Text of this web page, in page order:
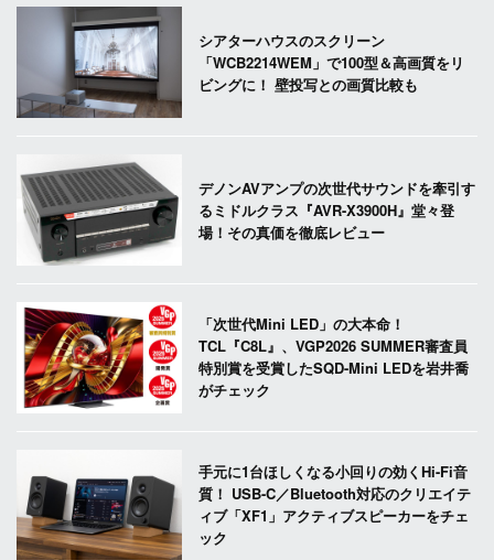
シアターハウスのスクリーン
「WCB2214WEM」で100型＆高画質をリ
ビングに！ 壁投写との画質比較も
デノンAVアンプの次世代サウンドを牽引す
るミドルクラス『AVR-X3900H』堂々登
場！その真価を徹底レビュー
「次世代Mini LED」の大本命！
TCL『C8L』、VGP2026 SUMMER審査員
特別賞を受賞したSQD-Mini LEDを岩井喬
がチェック
手元に1台ほしくなる小回りの効くHi-Fi音
質！ USB-C／Bluetooth対応のクリエイテ
ィブ「XF1」アクティブスピーカーをチェ
ック